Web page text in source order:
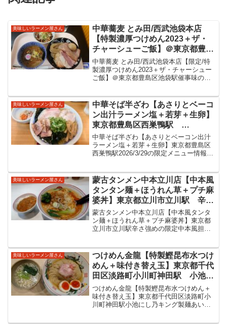
美味しいラーメン屋さん
中華蕎麦 とみ田/西武池袋本店
【特製濃厚つけめん2023＋ザ・
チャーシューご飯】＠東京都豊島
区池袋駅 催事味の逸品会出店中
のとみ田さんに連日。特徴的な極
太麺は香り高く、濃厚な豚骨魚介
ただきました。
中華蕎麦 とみ田/西武池袋本店【限定/特
製濃厚つけめん2023＋ザ・チャーシュー
ご飯】＠東京都豊島区池袋駅催事味の逸
ープと共に美味しいつけ麺をいただきま
した。中華蕎麦と...
美味しいラーメン屋さん
中華そば半ざわ【あさりとベーコ
ン出汁ラーメン塩＋若芽＋生卵】
東京都豊島区西巣鴨駅
2026/3/29の限定メニュー情報
中華そば半ざわ【あさりとベーコン出汁
ラーメン塩＋若芽＋生卵】東京都豊島区
西巣鴨駅2026/3/29の限定メニュー情報中
板橋区や北区なども近いこちら。都営三
田線西巣...
美味しいラーメン屋さん
蒙古タンメン中本立川店【中本風
タンタン麺＋ほうれん草＋プチ麻
婆丼】東京都立川市立川駅 辛さ
強めの限定中本風担々麺情報
蒙古タンメン中本立川店【中本風タンタ
ン麺＋ほうれん草＋プチ麻婆丼】東京都
立川市立川駅辛さ強めの限定中本風担々
中心に展開されている系列のお店です
ね。蒙古タンメン中本さ...
美味しいラーメン屋さん
つけめん金龍【特製鰹昆布水つけ
めん＋味付き替え玉】東京都千代
田区淡路町小川町神田駅 小池に
し乃キング製麺あいだや本郷苑こ
いけのいえけい伊之瀬系列 美味
しいつけ麺をいただきました
つけめん金龍【特製鰹昆布水つけめん＋
味付き替え玉】東京都千代田区淡路町小
川町神田駅小池にし乃キング製麺あいだ